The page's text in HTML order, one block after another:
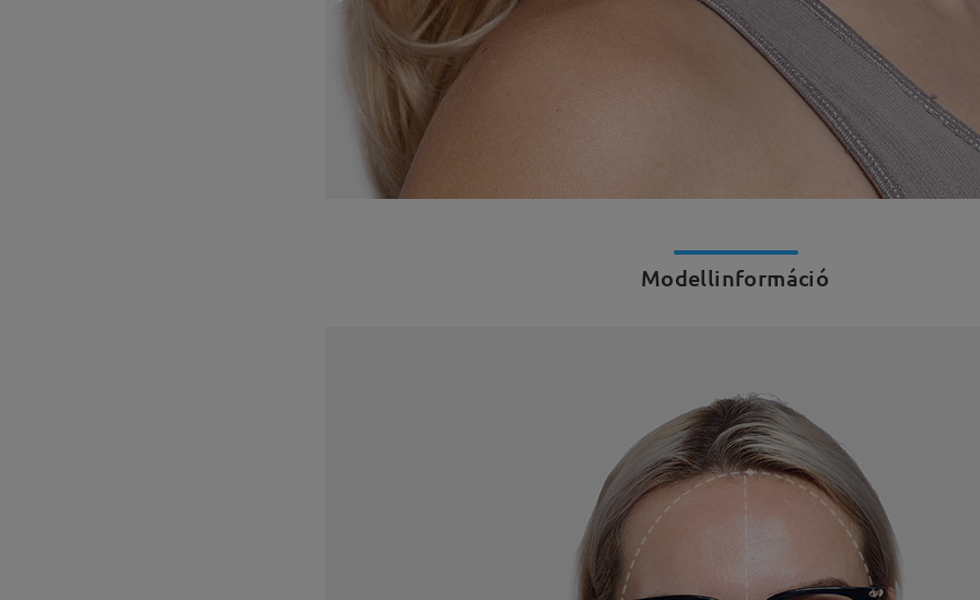
Modellinformáció